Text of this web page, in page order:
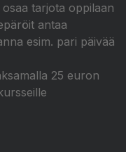
tarjota oppilaan
antaa
esim. pari päivää
25 euron